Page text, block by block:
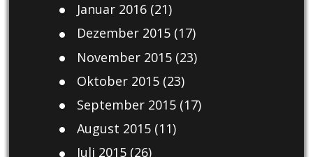
Januar 2016(21)
Dezember 2015(17)
November 2015(23)
Oktober 2015(23)
September 2015(17)
August 2015(11)
Juli 2015(26)